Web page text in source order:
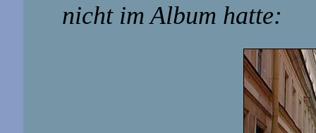
nicht im Album hatte: